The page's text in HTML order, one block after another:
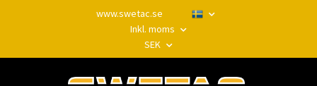
www.swetac.se
Inkl. moms
SEK